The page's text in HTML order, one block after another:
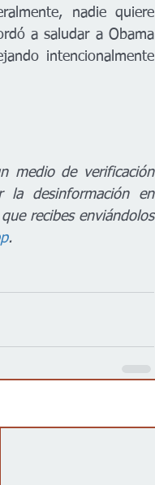
nadie quiere
a saludar a Obama
intencionalmente
medio de verificación
la desinformación en
recibes enviándolos
.